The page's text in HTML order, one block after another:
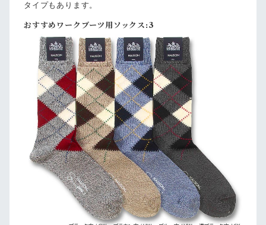
タイプもあります。
おすすめワークブーツ用ソックス:3